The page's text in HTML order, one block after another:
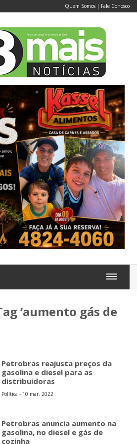
Quem Somos | Fale Conosco
‘aumento gás de
Petrobras reajusta preços da
gasolina e diesel para as
distribuidoras
Política - 10 mar, 2022
Petrobras anuncia aumento na
gasolina, no diesel e gás de
cozinha